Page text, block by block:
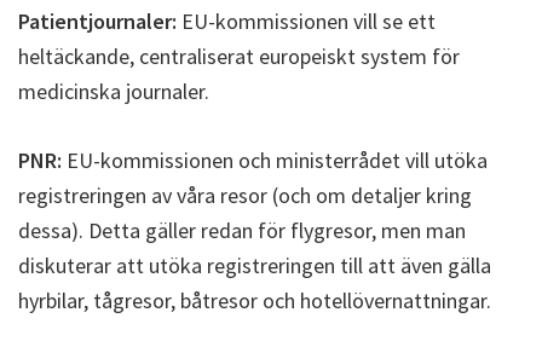
Patientjournaler: EU-kommissionen vill se ett
heltäckande, centraliserat europeiskt system för
medicinska journaler.
PNR: EU-kommissionen och ministerrådet vill utöka
registreringen av våra resor (och om detaljer kring
dessa). Detta gäller redan för flygresor, men man
diskuterar att utöka registreringen till att även gälla
hyrbilar, tågresor, båtresor och hotellövernattningar.